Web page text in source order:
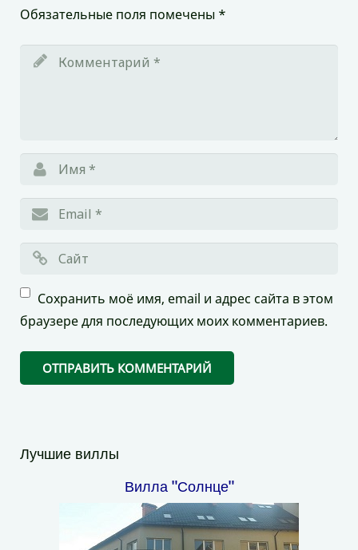
Обязательные поля помечены *
Сохранить моё имя, email и адрес сайта в этом
браузере для последующих моих комментариев.
Лучшие виллы
Вилла "Солнце"